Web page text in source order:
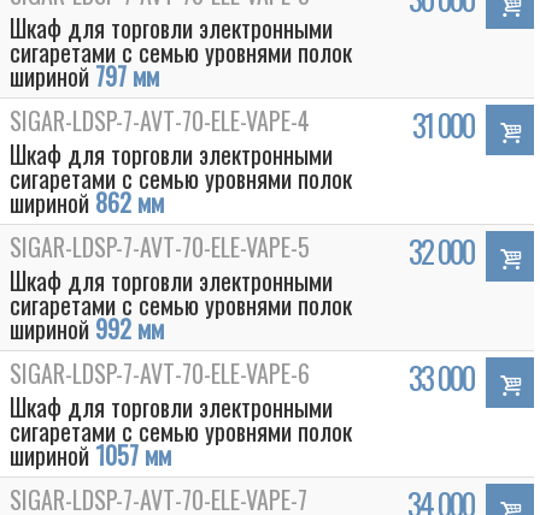
Шкаф для торговли электронными
сигаретами с семью уровнями полок
шириной 797 мм
SIGAR-LDSP-7-AVT-70-ELE-VAPE-4
Шкаф для торговли электронными
сигаретами с семью уровнями полок
шириной 862 мм
31 000
SIGAR-LDSP-7-AVT-70-ELE-VAPE-5
Шкаф для торговли электронными
сигаретами с семью уровнями полок
шириной 992 мм
32 000
SIGAR-LDSP-7-AVT-70-ELE-VAPE-6
Шкаф для торговли электронными
сигаретами с семью уровнями полок
шириной 1057 мм
33 000
SIGAR-LDSP-7-AVT-70-ELE-VAPE-7
34 000